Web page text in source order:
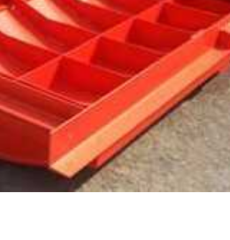
硐室门 防